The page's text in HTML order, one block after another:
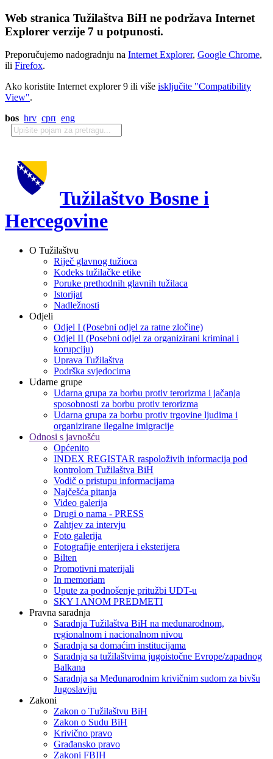
Web stranica Tužilaštva BiH ne podržava Internet
Explorer verzije 7 u potpunosti.
Preporučujemo nadogradnju na Internet Explorer, Google Chrome,
ili Firefox.
Ako koristite Internet explorer 9 ili više isključite "Compatibility
View".
bos hrv срп eng
Tužilaštvo Bosne i
Hercegovine
O Tužilaštvu
Riječ glavnog tužioca
Kodeks tužilačke etike
Poruke prethodnih glavnih tužilaca
Istorijat
Nadležnosti
Odjeli
Odjel I (Posebni odjel za ratne zločine)
Odjel II (Posebni odjel za organizirani kriminal i
korupciju)
Uprava Tužilaštva
Podrška svjedocima
Udarne grupe
Udarna grupa za borbu protiv terorizma i jačanja
sposobnosti za borbu protiv terorizma
Udarna grupa za borbu protiv trgovine ljudima i
organizirane ilegalne imigracije
Odnosi s javnošću
Općenito
INDEX REGISTAR raspoloživih informacija pod
kontrolom Tužilaštva BiH
Vodič o pristupu informacijama
Najčešća pitanja
Video galerija
Drugi o nama - PRESS
Zahtjev za intervju
Foto galerija
Fotografije enterijera i eksterijera
Bilten
Promotivni materijali
In memoriam
Upute za podnošenje pritužbi UDT-u
SKY I ANOM PREDMETI
Pravna saradnja
Saradnja Tužilaštva BiH na međunarodnom,
regionalnom i nacionalnom nivou
Saradnja sa domaćim institucijama
Saradnja sa tužilaštvima jugoistočne Evrope/zapadnog
Balkana
Saradnja sa Međunarodnim krivičnim sudom za bivšu
Jugoslaviju
Zakoni
Zakon o Тužilaštvu BiH
Zakon o Sudu BiH
Krivično pravo
Građansko pravo
Zakoni FBIH